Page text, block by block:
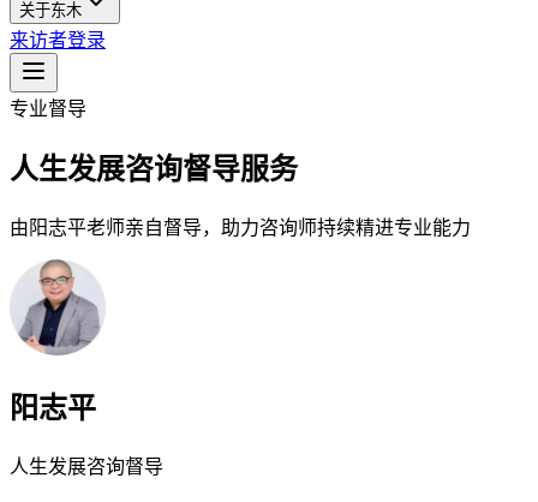
关于东木
来访者登录
专业督导
人生发展咨询督导服务
由阳志平老师亲自督导，助力咨询师持续精进专业能力
阳志平
人生发展咨询督导